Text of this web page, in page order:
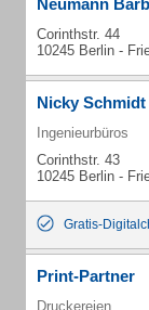
Neumann
Corinthstr. 44
10245 Berlin -
Nicky
Ingenieurbüros
Corinthstr. 43
10245 Berlin -
Gratis-
Print-Partner
Druckereien